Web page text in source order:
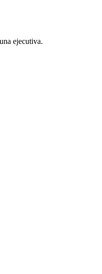
ejecutiva.